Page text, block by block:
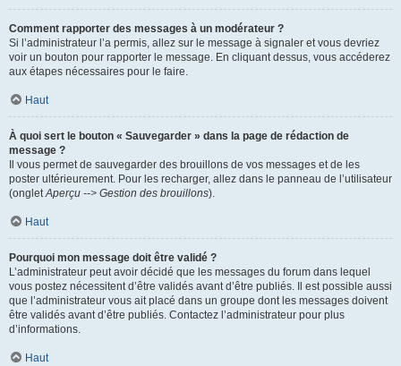
Comment rapporter des messages à un modérateur ?
Si l’administrateur l’a permis, allez sur le message à signaler et vous devriez
voir un bouton pour rapporter le message. En cliquant dessus, vous accéderez
aux étapes nécessaires pour le faire.
Haut
À quoi sert le bouton « Sauvegarder » dans la page de rédaction de
message ?
Il vous permet de sauvegarder des brouillons de vos messages et de les
poster ultérieurement. Pour les recharger, allez dans le panneau de l’utilisateur
(ongletAperçu --> Gestion des brouillons).
Haut
Pourquoi mon message doit être validé ?
L’administrateur peut avoir décidé que les messages du forum dans lequel
vous postez nécessitent d’être validés avant d’être publiés. Il est possible aussi
que l’administrateur vous ait placé dans un groupe dont les messages doivent
être validés avant d’être publiés. Contactez l’administrateur pour plus
d’informations.
Haut